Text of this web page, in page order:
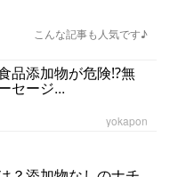
こんな記事も人気です♪
品添加物が危険⁉無
セージ...
yokapon